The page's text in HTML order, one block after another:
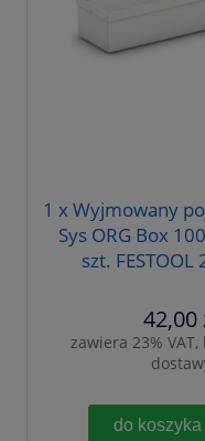
1 x Wyjmowany
Sys ORG Box
szt. FESTOOL
42,00
zawiera 23%
do koszyka